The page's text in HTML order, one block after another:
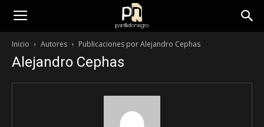
panfletonegro
Inicio Autores Publicaciones por Alejandro Cephas
Alejandro Cephas